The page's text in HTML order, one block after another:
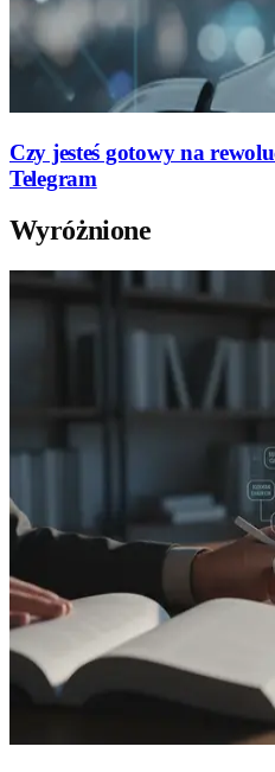
Czy jesteś gotowy na
Telegram
Wyróżnione